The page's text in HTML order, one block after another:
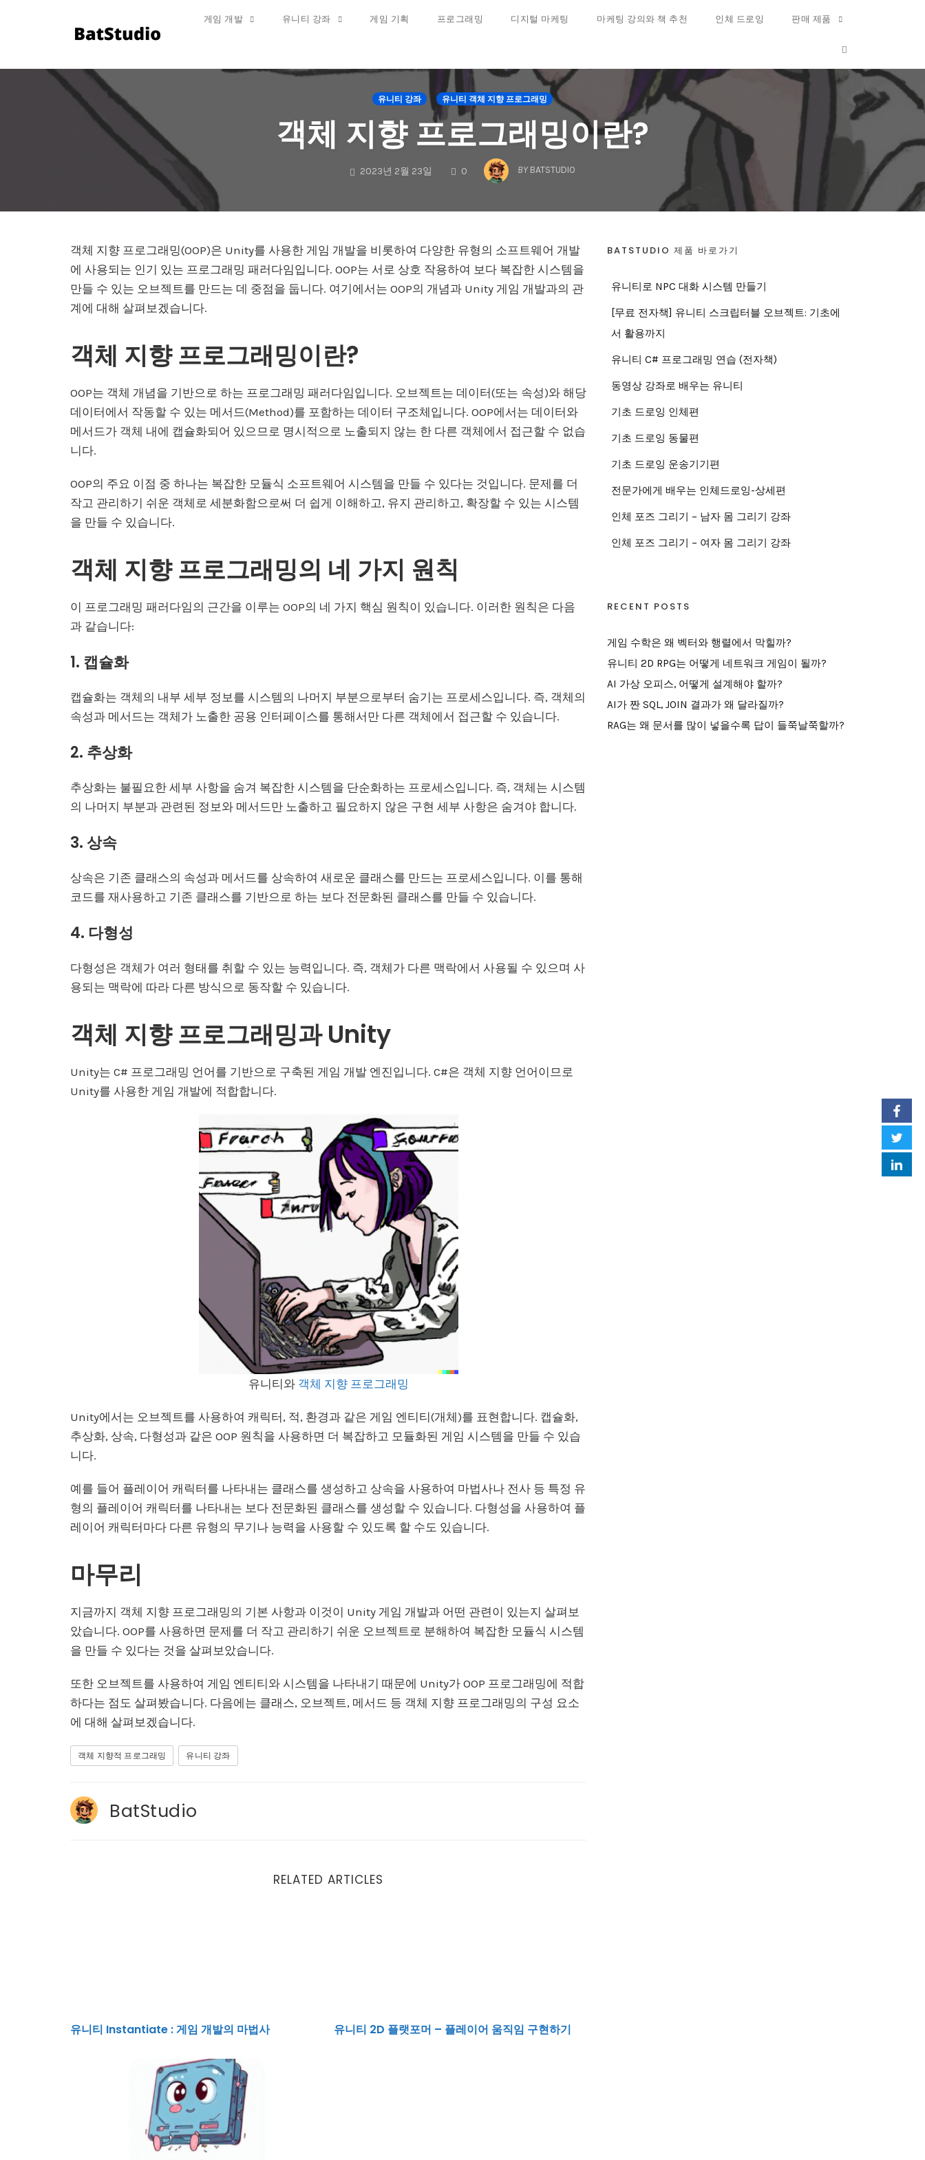
게임 개발 유니티 강좌 게임 기획 프로그래밍 디지털 마케팅 마케팅 강의와 책 추천 인체 드로잉 판매 제품
유니티 강좌 유니티 객체 지향 프로그래밍
객체 지향 프로그래밍이란?
2023년 2월 23일 0
COMMENTS
BY BATSTUDIO
객체 지향 프로그래밍(OOP)은 Unity를 사용한 게임 개발을 비롯하여 다양한 유형의 소프트웨어 개발
에 사용되는 인기 있는 프로그래밍 패러다임입니다. OOP는 서로 상호 작용하여 보다 복잡한 시스템을
만들 수 있는 오브젝트를 만드는 데 중점을 둡니다. 여기에서는 OOP의 개념과 Unity 게임 개발과의 관
계에 대해 살펴보겠습니다.
객체 지향 프로그래밍이란?
OOP는 객체 개념을 기반으로 하는 프로그래밍 패러다임입니다. 오브젝트는 데이터(또는 속성)와 해당
데이터에서 작동할 수 있는 메서드(Method)를 포함하는 데이터 구조체입니다. OOP에서는 데이터와
메서드가 객체 내에 캡슐화되어 있으므로 명시적으로 노출되지 않는 한 다른 객체에서 접근할 수 없습
니다.
OOP의 주요 이점 중 하나는 복잡한 모듈식 소프트웨어 시스템을 만들 수 있다는 것입니다. 문제를 더
작고 관리하기 쉬운 객체로 세분화함으로써 더 쉽게 이해하고, 유지 관리하고, 확장할 수 있는 시스템
을 만들 수 있습니다.
객체 지향 프로그래밍의 네 가지 원칙
이 프로그래밍 패러다임의 근간을 이루는 OOP의 네 가지 핵심 원칙이 있습니다. 이러한 원칙은 다음
과 같습니다:
1. 캡슐화
캡슐화는 객체의 내부 세부 정보를 시스템의 나머지 부분으로부터 숨기는 프로세스입니다. 즉, 객체의
속성과 메서드는 객체가 노출한 공용 인터페이스를 통해서만 다른 객체에서 접근할 수 있습니다.
2. 추상화
추상화는 불필요한 세부 사항을 숨겨 복잡한 시스템을 단순화하는 프로세스입니다. 즉, 객체는 시스템
의 나머지 부분과 관련된 정보와 메서드만 노출하고 필요하지 않은 구현 세부 사항은 숨겨야 합니다.
3. 상속
상속은 기존 클래스의 속성과 메서드를 상속하여 새로운 클래스를 만드는 프로세스입니다. 이를 통해
코드를 재사용하고 기존 클래스를 기반으로 하는 보다 전문화된 클래스를 만들 수 있습니다.
4. 다형성
다형성은 객체가 여러 형태를 취할 수 있는 능력입니다. 즉, 객체가 다른 맥락에서 사용될 수 있으며 사
용되는 맥락에 따라 다른 방식으로 동작할 수 있습니다.
객체 지향 프로그래밍과 Unity
Unity는 C# 프로그래밍 언어를 기반으로 구축된 게임 개발 엔진입니다. C#은 객체 지향 언어이므로
Unity를 사용한 게임 개발에 적합합니다.
유니티와 객체 지향 프로그래밍
Unity에서는 오브젝트를 사용하여 캐릭터, 적, 환경과 같은 게임 엔티티(개체)를 표현합니다. 캡슐화,
추상화, 상속, 다형성과 같은 OOP 원칙을 사용하면 더 복잡하고 모듈화된 게임 시스템을 만들 수 있습
니다.
예를 들어 플레이어 캐릭터를 나타내는 클래스를 생성하고 상속을 사용하여 마법사나 전사 등 특정 유
형의 플레이어 캐릭터를 나타내는 보다 전문화된 클래스를 생성할 수 있습니다. 다형성을 사용하여 플
레이어 캐릭터마다 다른 유형의 무기나 능력을 사용할 수 있도록 할 수도 있습니다.
마무리
지금까지 객체 지향 프로그래밍의 기본 사항과 이것이 Unity 게임 개발과 어떤 관련이 있는지 살펴보
았습니다. OOP를 사용하면 문제를 더 작고 관리하기 쉬운 오브젝트로 분해하여 복잡한 모듈식 시스템
을 만들 수 있다는 것을 살펴보았습니다.
또한 오브젝트를 사용하여 게임 엔티티와 시스템을 나타내기 때문에 Unity가 OOP 프로그래밍에 적합
하다는 점도 살펴봤습니다. 다음에는 클래스, 오브젝트, 메서드 등 객체 지향 프로그래밍의 구성 요소
에 대해 살펴보겠습니다.
객체 지향적 프로그래밍 유니티 강좌
BatStudio
RELATED ARTICLES
유니티 Instantiate : 게임 개발의 마법사 유니티 2D 플랫포머 – 플레이어 움직임 구현하기
유니티 데이터 저장 가이드 : PlayerPrefs부터 바이너리 파일 저장까지
BATSTUDIO 제품 바로가기
유니티로 NPC 대화 시스템 만들기
[무료 전자책] 유니티 스크립터블 오브젝트: 기초에
서 활용까지
유니티 C# 프로그래밍 연습 (전자책)
동영상 강좌로 배우는 유니티
기초 드로잉 인체편
기초 드로잉 동물편
기초 드로잉 운송기기편
전문가에게 배우는 인체드로잉-상세편
인체 포즈 그리기 – 남자 몸 그리기 강좌
인체 포즈 그리기 – 여자 몸 그리기 강좌
RECENT POSTS
게임 수학은 왜 벡터와 행렬에서 막힐까?
유니티 2D RPG는 어떻게 네트워크 게임이 될까?
AI 가상 오피스, 어떻게 설계해야 할까?
AI가 짠 SQL, JOIN 결과가 왜 달라질까?
RAG는 왜 문서를 많이 넣을수록 답이 들쭉날쭉할까?